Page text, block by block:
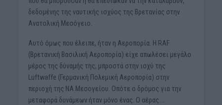
δεδομένης της ναυτικής ισχύος της Βρετανίας στην
Ανατολική Μεσόγειο.
Αυτό όμως που έλειπε, ήταν η Αεροπορία. Η RAF
(Βρετανική Βασιλική Αεροπορία) είχε απωλέσει μεγάλο
μέρος της δύναμής της, μπροστά στην ισχύ της
Luftwaffe (Γερμανική Πολεμική Αεροπορία) στην
περιοχή της ΝΑ Μεσογείου. Οπότε ο δρόμος για την
μεταφορά δυνάμεων ήταν μόνο ένας. Ο αέρας….